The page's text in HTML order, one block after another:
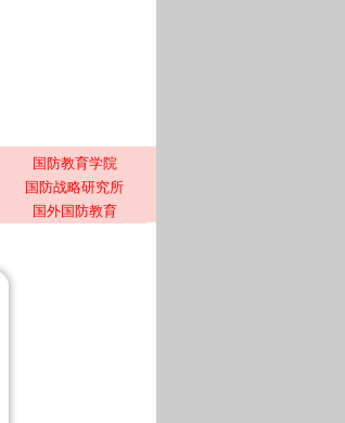
国防教育学院
国防战略研究所
国外国防教育